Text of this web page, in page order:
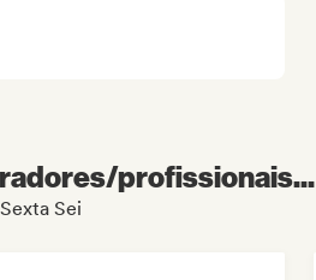
profissionais...
Sei